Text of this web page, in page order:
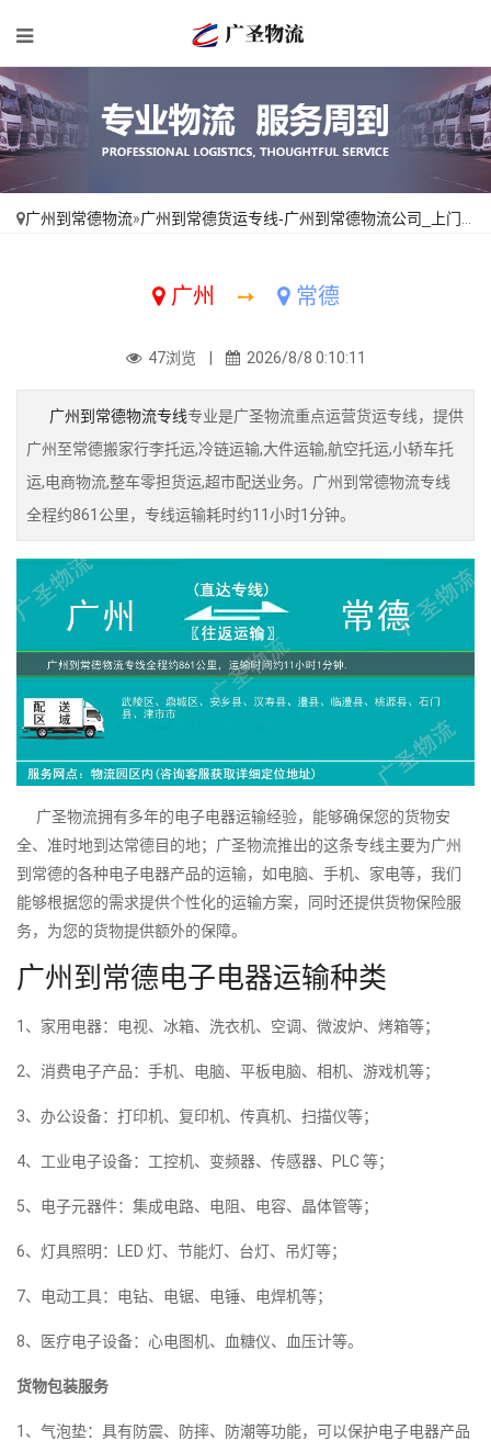
广州到常德物流»广州到常德货运专线-广州到常德物流公司_上门提货「全境派送」
广州 ➙ 常德
47浏览 | 2026/8/8 0:10:11
广州到常德物流专线专业是广圣物流重点运营货运专线，提供
广州至常德搬家行李托运,冷链运输,大件运输,航空托运,小轿车托
运,电商物流,整车零担货运,超市配送业务。广州到常德物流专线
全程约861公里，专线运输耗时约11小时1分钟。
广圣物流拥有多年的电子电器运输经验，能够确保您的货物安
全、准时地到达常德目的地；广圣物流推出的这条专线主要为广州
到常德的各种电子电器产品的运输，如电脑、手机、家电等，我们
能够根据您的需求提供个性化的运输方案，同时还提供货物保险服
务，为您的货物提供额外的保障。
广州到常德电子电器运输种类
1、家用电器：电视、冰箱、洗衣机、空调、微波炉、烤箱等；
2、消费电子产品：手机、电脑、平板电脑、相机、游戏机等；
3、办公设备：打印机、复印机、传真机、扫描仪等；
4、工业电子设备：工控机、变频器、传感器、PLC 等；
5、电子元器件：集成电路、电阻、电容、晶体管等；
6、灯具照明：LED 灯、节能灯、台灯、吊灯等；
7、电动工具：电钻、电锯、电锤、电焊机等；
8、医疗电子设备：心电图机、血糖仪、血压计等。
货物包装服务
1、气泡垫：具有防震、防摔、防潮等功能，可以保护电子电器产品